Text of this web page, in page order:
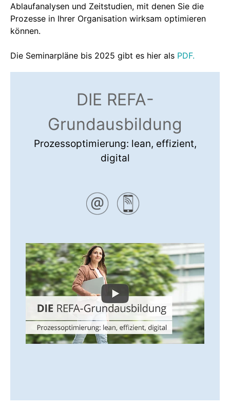
Ablaufanalysen und Zeitstudien, mit denen Sie die
Prozesse in Ihrer Organisation wirksam optimieren
können.
Die Seminarpläne bis 2025 gibt es hier als PDF.
DIE REFA-
Grundausbildung
Prozessoptimierung: lean, effizient,
digital